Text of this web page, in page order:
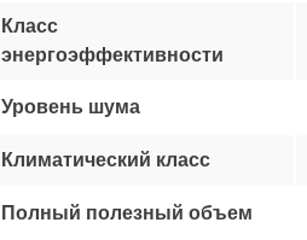
Класс
энергоэффективности
Уровень шума
Климатический класс
Полный полезный объем